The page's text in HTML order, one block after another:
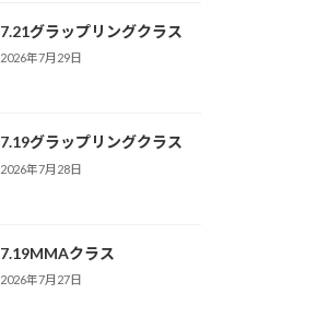
7.21グラップリングクラス
2026年7月29日
7.19グラップリングクラス
2026年7月28日
7.19MMAクラス
2026年7月27日